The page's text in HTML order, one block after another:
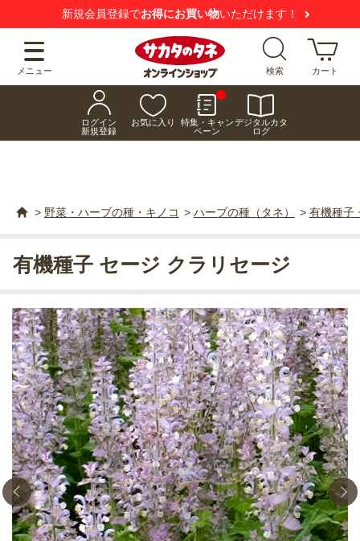
新規会員登録でお得にお買い物いただけます！
メニュー 検索 カート
ログイン
新規登録
お気に入り
特集・キャン
ペーン
デジタルカタ
ログ
> 野菜・ハーブの種・キノコ > ハーブの種（タネ） > 有機種子
有機種子 セージ クラリセージ